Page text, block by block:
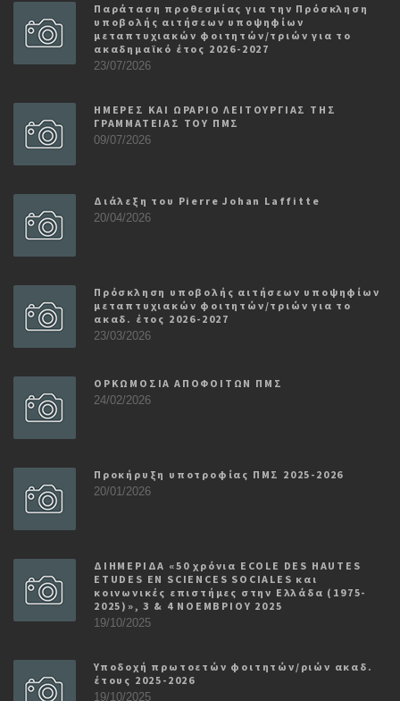
Παράταση προθεσμίας για την Πρόσκληση
υποβολής αιτήσεων υποψηφίων
μεταπτυχιακών φοιτητών/τριών για το
ακαδημαϊκό έτος 2026-2027
23/07/2026
ΗΜΕΡΕΣ ΚΑΙ ΩΡΑΡΙΟ ΛΕΙΤΟΥΡΓΙΑΣ ΤΗΣ
ΓΡΑΜΜΑΤΕΙΑΣ ΤΟΥ ΠΜΣ
09/07/2026
Διάλεξη του Pierre Johan Laffitte
20/04/2026
Πρόσκληση υποβολής αιτήσεων υποψηφίων
μεταπτυχιακών φοιτητών/τριών για το
ακαδ. έτος 2026-2027
23/03/2026
ΟΡΚΩΜΟΣΙΑ ΑΠΟΦΟΙΤΩΝ ΠΜΣ
24/02/2026
Προκήρυξη υποτροφίας ΠΜΣ 2025-2026
20/01/2026
ΔΙΗΜΕΡΙΔΑ «50 χρόνια ECOLE DES HAUTES
ETUDES EN SCIENCES SOCIALES και
κοινωνικές επιστήμες στην Ελλάδα (1975-
2025)», 3 & 4 ΝΟΕΜΒΡΙΟΥ 2025
19/10/2025
Υποδοχή πρωτοετών φοιτητών/ριών ακαδ.
έτους 2025-2026
19/10/2025